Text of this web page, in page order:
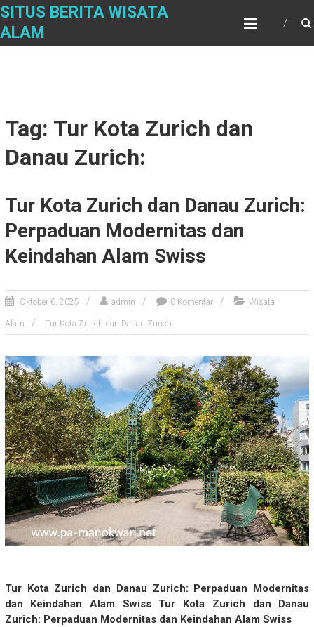
Skip
content
SITUS BERITA WISATA
ALAM
Tag: Tur Kota Zurich dan
Danau Zurich:
Tur Kota Zurich dan Danau Zurich:
Perpaduan Modernitas dan
Keindahan Alam Swiss
Oktober 6, 2025 admin 0 Komentar Wisata
Alam Tur Kota Zurich dan Danau Zurich:
Tur Kota Zurich dan Danau Zurich: Perpaduan Modernitas
dan Keindahan Alam Swiss Tur Kota Zurich dan Danau
Zurich: Perpaduan Modernitas dan Keindahan Alam Swiss